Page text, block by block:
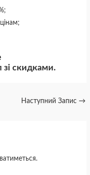
зі скидками.
Наступний Запис →